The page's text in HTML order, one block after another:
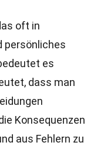
oft in
persönliches
es
dass man
Konsequenzen
aus Fehlern zu